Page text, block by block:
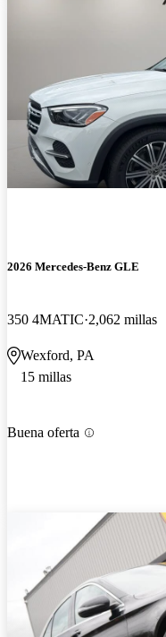
2026 Mercedes-Benz GLE
350 4MATIC 2,062 millas
Wexford, PA
15 millas
Buena oferta